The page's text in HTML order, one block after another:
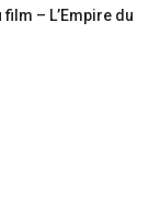
– L’Empire du